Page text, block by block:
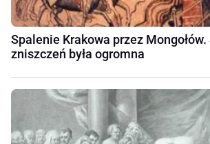
Spalenie Krakowa przez Mongołów.
zniszczeń była ogromna